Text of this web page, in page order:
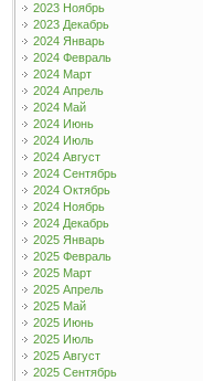
2023 Ноябрь
2023 Декабрь
2024 Январь
2024 Февраль
2024 Март
2024 Апрель
2024 Май
2024 Июнь
2024 Июль
2024 Август
2024 Сентябрь
2024 Октябрь
2024 Ноябрь
2024 Декабрь
2025 Январь
2025 Февраль
2025 Март
2025 Апрель
2025 Май
2025 Июнь
2025 Июль
2025 Август
2025 Сентябрь